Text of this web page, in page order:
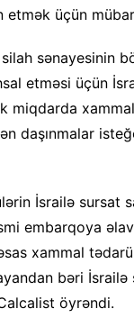
üçün
sənayesinin
etməsi üçün
miqdarda xammal
daşınmalar
İsrailə sursat
embarqoya
xammal
bəri İsrailə
öyrəndi.